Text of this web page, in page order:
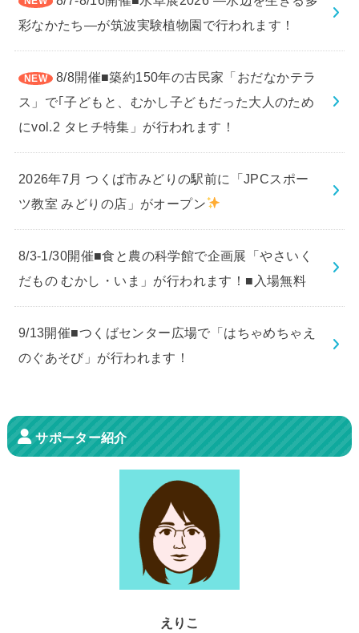
彩なかたち―が筑波実験植物園で行われます！
8/8開催■築約150年の古民家「おだなかテラ
ス」で｢子どもと、むかし子どもだった大人のため
にvol.2 タヒチ特集」が行われます！
2026年7月 つくば市みどりの駅前に「JPCスポー
ツ教室 みどりの店」がオープン
8/3-1/30開催■食と農の科学館で企画展「やさいく
だもの むかし・いま」が行われます！■入場無料
9/13開催■つくばセンター広場で「はちゃめちゃえ
のぐあそび」が行われます！
サポーター紹介
えりこ